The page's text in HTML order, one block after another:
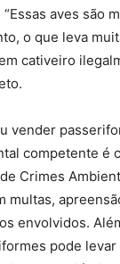
aves são
o que leva
cativeiro
vender
competente é
Crimes
multas,
envolvidos.
pode levar